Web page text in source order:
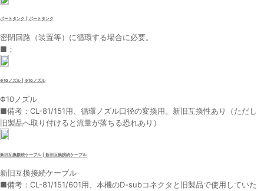
ポートタンク | ポートタンク
密閉回路（装置等）に循環する場合に必要。
■：
Φ10ノズル | Φ10ノズル
Φ10ノズル
■備考：CL-81/151用、循環ノズル口径の変換用。新旧互換性あり（ただし
旧製品へ取り付けると流量が落ちる恐れあり）
新旧互換接続ケーブル | 新旧互換接続ケーブル
新旧互換接続ケーブル
■備考：CL-81/151/601用、本機のD-subコネクタと旧製品で使用していた